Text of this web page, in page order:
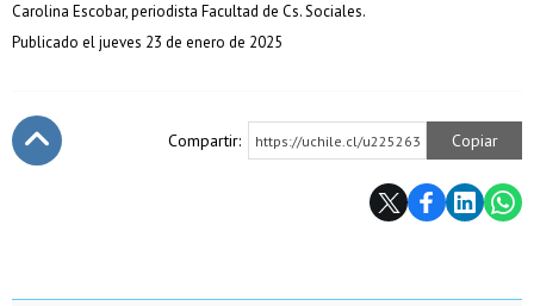
Carolina Escobar, periodista Facultad de Cs. Sociales.
Publicado el jueves 23 de enero de 2025
Compartir: https://uchile.cl/u225263 Copiar